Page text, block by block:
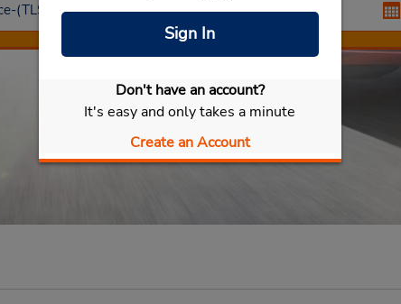
Seleccionar mi vehículo
Sign In
Don't have an account?
It's easy and only takes a minute
Create an Account